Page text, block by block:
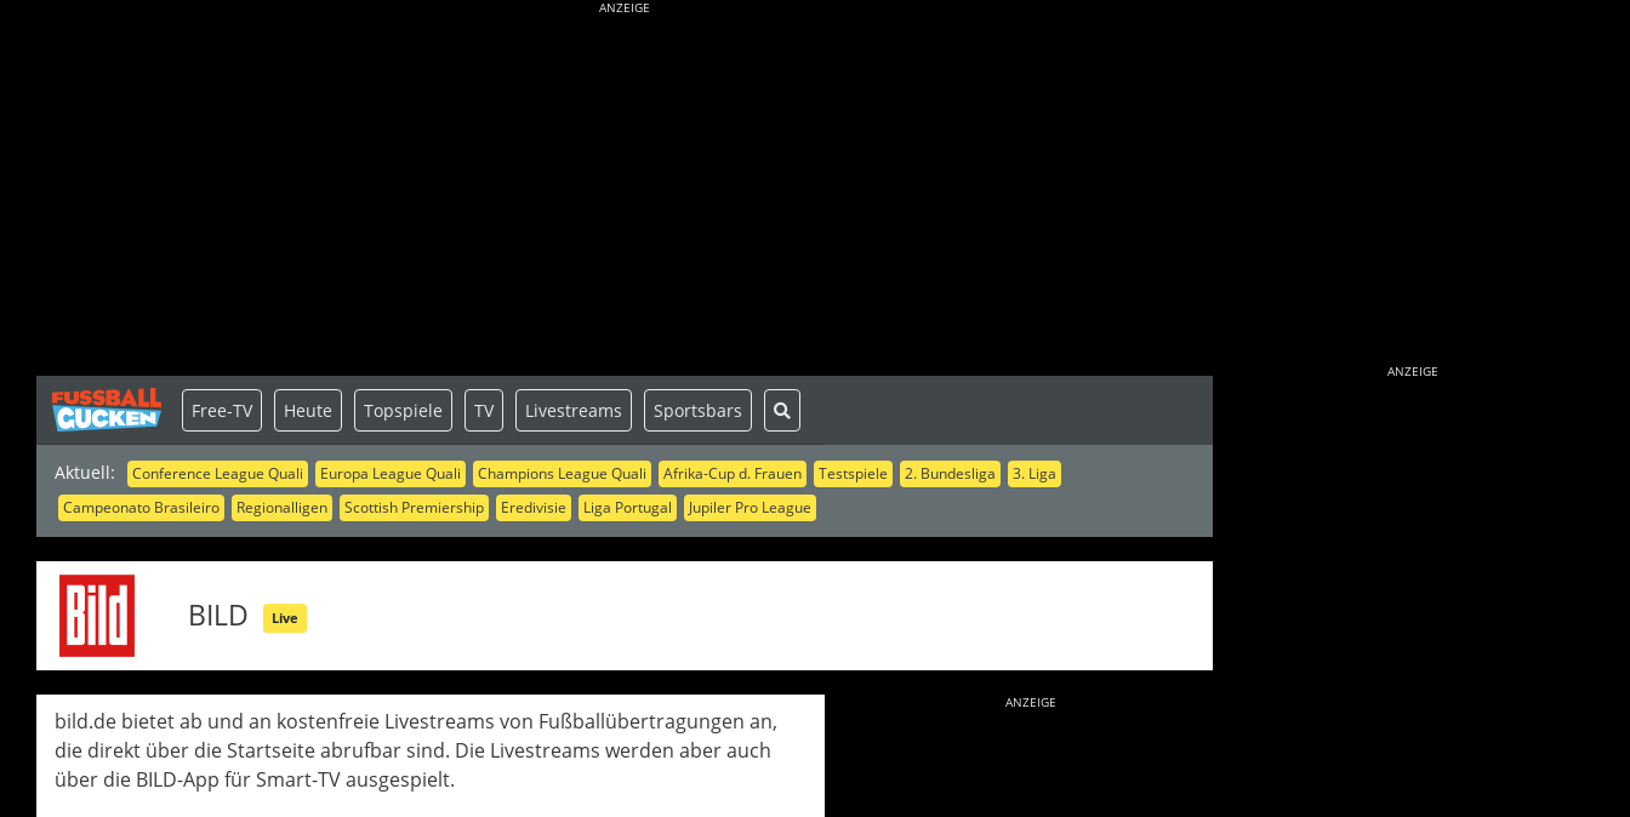
ANZEIGE
Aktuell: Conference League Quali Europa League Quali Champions League Quali Afrika-Cup d. Frauen Testspiele 2. Bundesliga
3. Liga
Campeonato Brasileiro
Regionalligen Scottish Premiership Eredivisie Liga Portugal Jupiler Pro League
Free-TV Heute Topspiele TV Livestreams Sportsbars
BILD Live
ANZEIGE
bild.de bietet ab und an kostenfreie Livestreams von Fußballübertragungen an,
die direkt über die Startseite abrufbar sind. Die Livestreams werden aber auch
über die BILD-App für Smart-TV ausgespielt.
ANZEIGE